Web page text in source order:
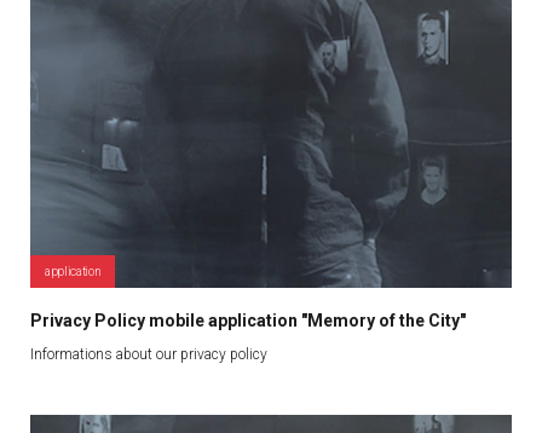
application
Privacy Policy mobile application "Memory of the City"
Informations about our privacy policy